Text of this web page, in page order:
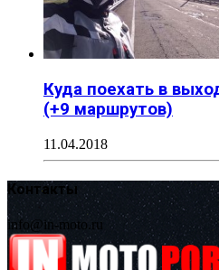
Куда поехать в
(+9 маршрутов)
11.04.2018
Контакты
info@in-moto.ru